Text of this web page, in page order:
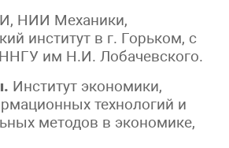
НИИ Механики,
институт в г. Горьком, с
им Н.И. Лобачевского.
Институт экономики,
технологий и
методов в экономике,